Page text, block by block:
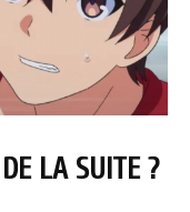
LA SUITE ?